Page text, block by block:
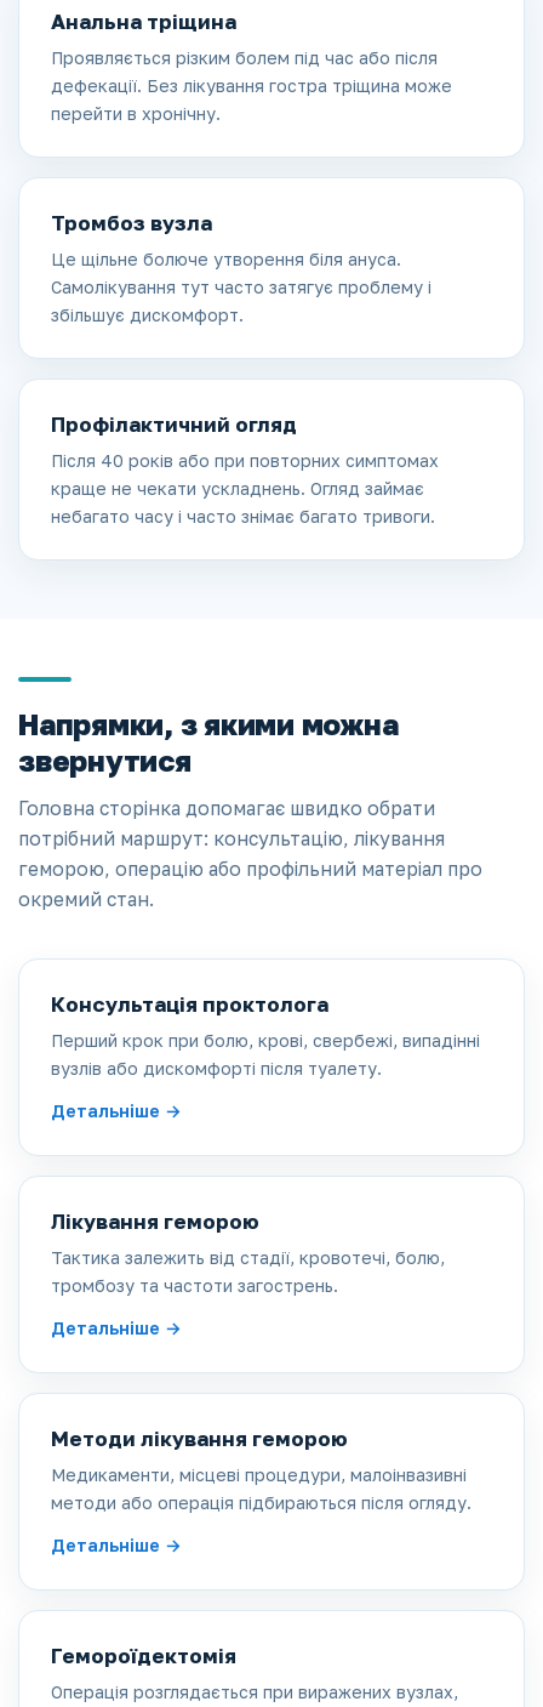
Анальна тріщина
Проявляється різким болем під час або після
дефекації. Без лікування гостра тріщина може
перейти в хронічну.
Тромбоз вузла
Це щільне болюче утворення біля ануса.
Самолікування тут часто затягує проблему і
збільшує дискомфорт.
Профілактичний огляд
Після 40 років або при повторних симптомах
краще не чекати ускладнень. Огляд займає
небагато часу і часто знімає багато тривоги.
Напрямки, з якими можна
звернутися
Головна сторінка допомагає швидко обрати
потрібний маршрут: консультацію, лікування
геморою, операцію або профільний матеріал про
окремий стан.
Консультація проктолога
Перший крок при болю, крові, свербежі, випадінні
вузлів або дискомфорті після туалету.
Детальніше
Лікування геморою
Тактика залежить від стадії, кровотечі, болю,
тромбозу та частоти загострень.
Детальніше
Методи лікування геморою
Медикаменти, місцеві процедури, малоінвазивні
методи або операція підбираються після огляду.
Детальніше
Гемороїдектомія
Операція розглядається при виражених вузлах,